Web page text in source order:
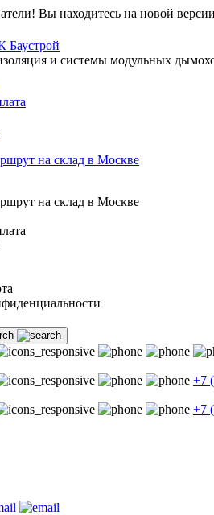
Вы находитесь на новой
и системы модульных
на склад в Москве
на склад в Москве
+7
+7